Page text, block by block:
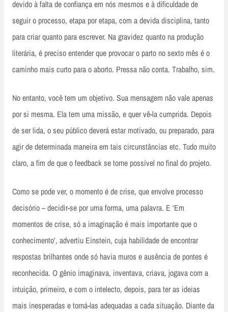
devido à falta de confiança em nós mesmos e à dificuldade de
seguir o processo, etapa por etapa, com a devida disciplina, tanto
para criar quanto para escrever. Na gravidez quanto na produção
literária, é preciso entender que provocar o parto no sexto mês é o
caminho mais curto para o aborto. Pressa não conta. Trabalho, sim.
No entanto, você tem um objetivo. Sua mensagem não vale apenas
por si mesma. Ela tem uma missão, e quer vê-la cumprida. Depois
de ser lida, o seu público deverá estar motivado, ou preparado, para
agir de determinada maneira em tais circunstâncias etc. Tudo muito
claro, a fim de que o feedback se torne possível no final do projeto.
Como se pode ver, o momento é de crise, que envolve processo
decisório – decidir-se por uma forma, uma palavra. E ‘Em
momentos de crise, só a imaginação é mais importante que o
conhecimento’, advertiu Einstein, cuja habilidade de encontrar
respostas brilhantes onde só havia muros e ausência de pontes é
reconhecida. O gênio imaginava, inventava, criava, jogava com a
intuição, primeiro, e com o intelecto, depois, para ter as ideias
mais inesperadas e torná-las adequadas a cada situação. Diante da